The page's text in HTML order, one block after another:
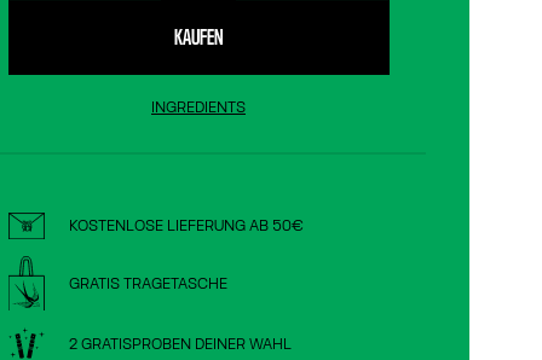
KAUFEN
INGREDIENTS
KOSTENLOSE LIEFERUNG AB 50€
GRATIS TRAGETASCHE
2 GRATISPROBEN DEINER WAHL